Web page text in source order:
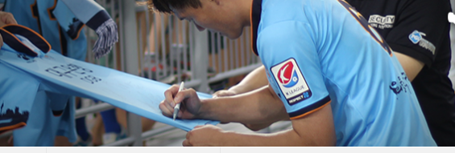
엔젤클럽이란
클럽 조직도
찾아오시는길
회원명부
이 달의 엔